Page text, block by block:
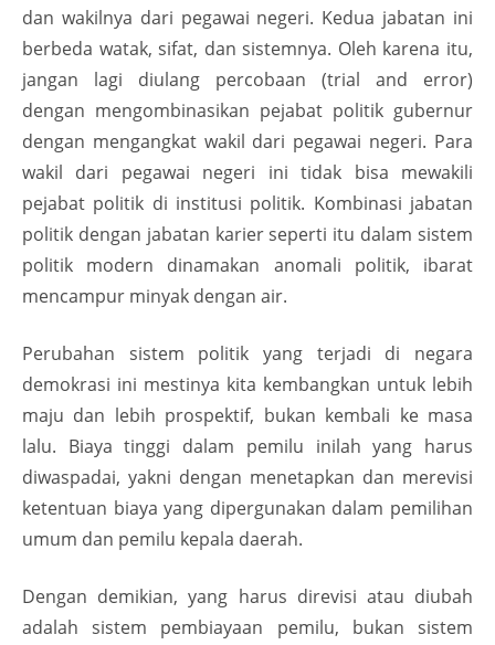
dan wakilnya dari pegawai negeri. Kedua jabatan ini
berbeda watak, sifat, dan sistemnya. Oleh karena itu,
jangan lagi diulang percobaan (trial and error)
dengan mengombinasikan pejabat politik gubernur
dengan mengangkat wakil dari pegawai negeri. Para
wakil dari pegawai negeri ini tidak bisa mewakili
pejabat politik di institusi politik. Kombinasi jabatan
politik dengan jabatan karier seperti itu dalam sistem
politik modern dinamakan anomali politik, ibarat
mencampur minyak dengan air.
Perubahan sistem politik yang terjadi di negara
demokrasi ini mestinya kita kembangkan untuk lebih
maju dan lebih prospektif, bukan kembali ke masa
lalu. Biaya tinggi dalam pemilu inilah yang harus
diwaspadai, yakni dengan menetapkan dan merevisi
ketentuan biaya yang dipergunakan dalam pemilihan
umum dan pemilu kepala daerah.
Dengan demikian, yang harus direvisi atau diubah
adalah sistem pembiayaan pemilu, bukan sistem